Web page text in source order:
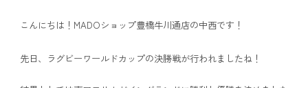
こんにちは！MADOショップ豊橋牛川通店の中西です！
先日、ラグビーワールドカップの決勝戦が行われましたね！